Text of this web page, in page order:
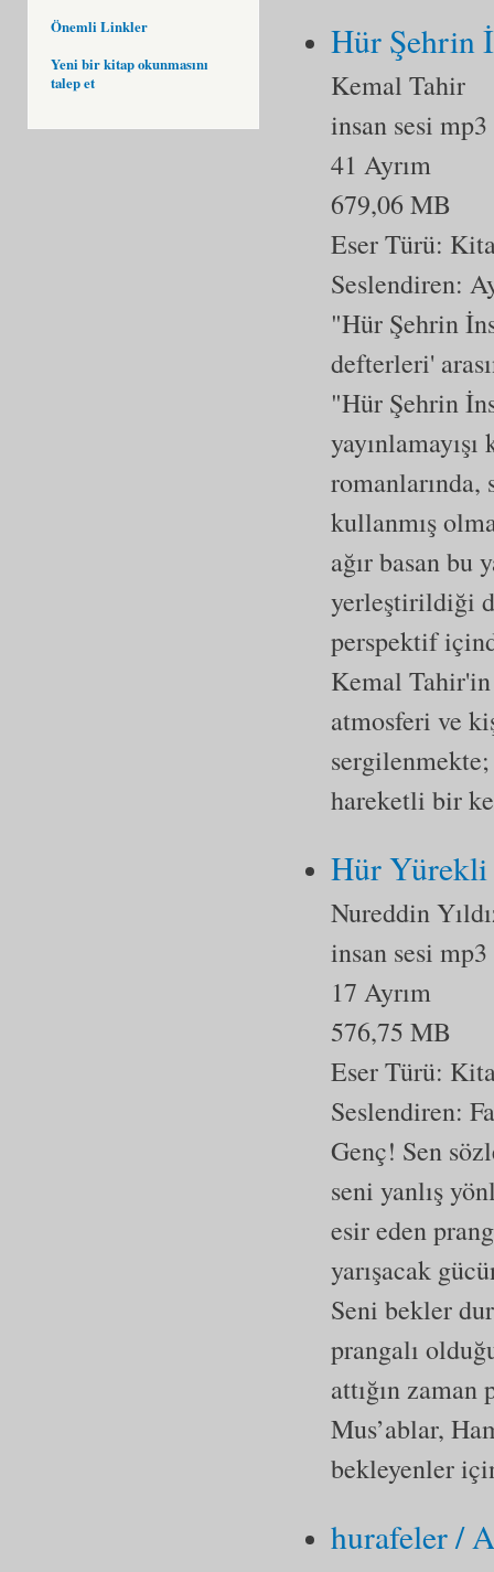
Önemli Linkler
Yeni bir kitap okunmasını
talep et
Hür Şehrin
Kemal Tahir
insan sesi mp3
41 Ayrım
679,06 MB
Eser Türü:
Seslendiren:
"Hür Şehrin
defterleri'
"Hür Şehrin
kullanmış
ağır basan bu
yerleştirildiği
perspektif
Kemal Tahir'in
atmosferi ve
hareketli bir
Hür Yürekli
Nureddin
insan sesi mp3
17 Ayrım
576,75 MB
Eser Türü:
Seslendiren:
Genç! Sen
seni yanlış
esir eden
yarışacak
Seni bekler
prangalı
attığın zaman
Mus’ablar,
bekleyenler
hurafeler /